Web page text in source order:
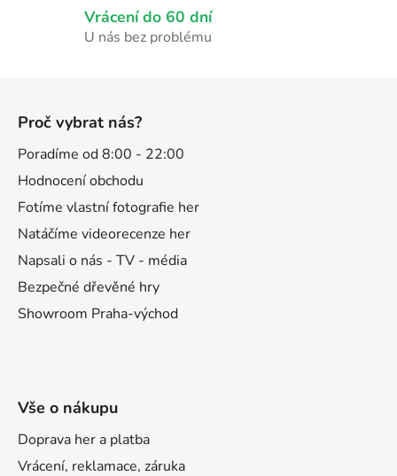
p
i
Vrácení do 60 dní
U nás bez problému
Proč vybrat nás?
Poradíme od 8:00 - 22:00
Hodnocení obchodu
Fotíme vlastní fotografie her
Natáčíme videorecenze her
Napsali o nás - TV - média
Bezpečné dřevěné hry
Showroom Praha-východ
Vše o nákupu
Doprava her a platba
Vrácení, reklamace, záruka